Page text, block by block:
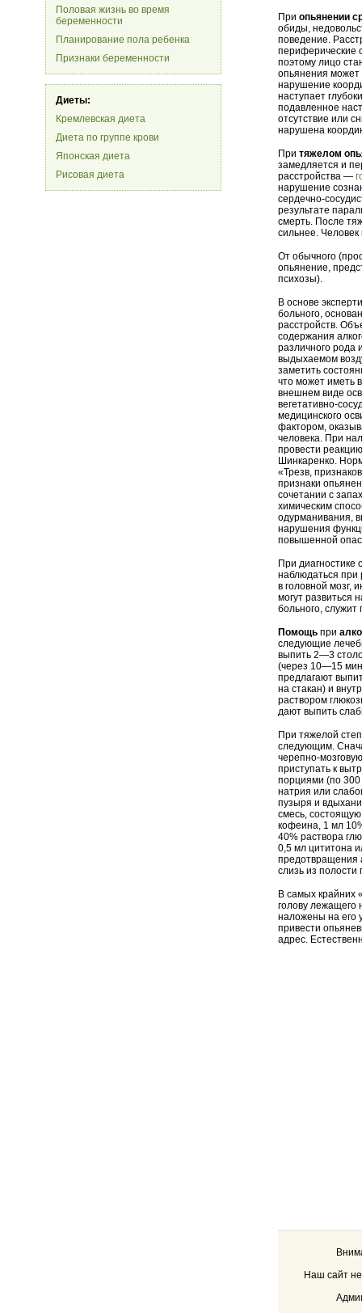
Половая жизнь во время
беременности
Планирование пола ребенка
Признаки беременности
Диеты:
Кремлевская диета
Диета по группе крови
Японская диета
Рисовая диета
При опьянении
обиды,
поведение.
периферические
поэтому лицо
опьянения может
нарушение
наступает
подавленное
отсутствие или
нарушена
При тяжелом
замедляется и
расстройства —
нарушение
сердечно-
результате
смерть. После
сильнее.
От обычного
опьянение,
психозы).
В основе
больного,
расстройств.
содержания
различного рода
выдыхаемом
заметить
что может иметь
внешнем виде
вегетативно-
медицинского
фактором,
человека. При
провести
Шинкаренко.
«Трезв,
признаки
сочетании с
химическим
одурманивания,
нарушения
повышенной
При диагностике
наблюдаться при
в головной мозг,
могут развиться
больного, служит
Помощь при
следующие
выпить 2—3
(через 10—15
предлагают
на стакан) и
раствором
дают выпить
При тяжелой
следующим.
черепно-
приступать к
порциями (по
натрия или
пузыря и
смесь,
кофеина, 1 мл
40% раствора
0,5 мл цититона
предотвращения
слизь из полости
В самых крайних
голову лежащего
наложены на его
привести
адрес.
Наш сайт